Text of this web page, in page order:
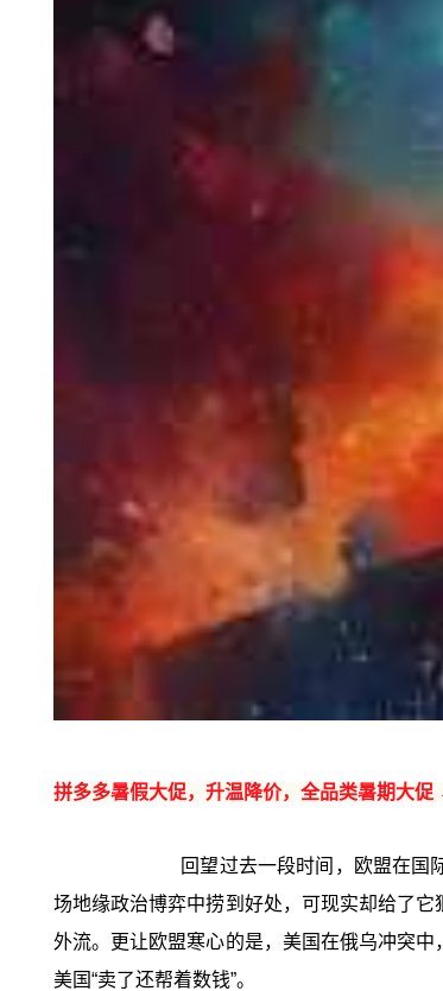
拼多多暑假大促，升温降价，全品类暑期大促
回望过去一段时间，欧盟在国
场地缘政治博弈中捞到好处，可现实却给了
外流。更让欧盟寒心的是，美国在俄乌冲突
美国“卖了还帮着数钱”。